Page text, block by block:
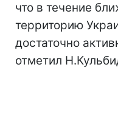
что в течение
территорию
достаточно
отметил